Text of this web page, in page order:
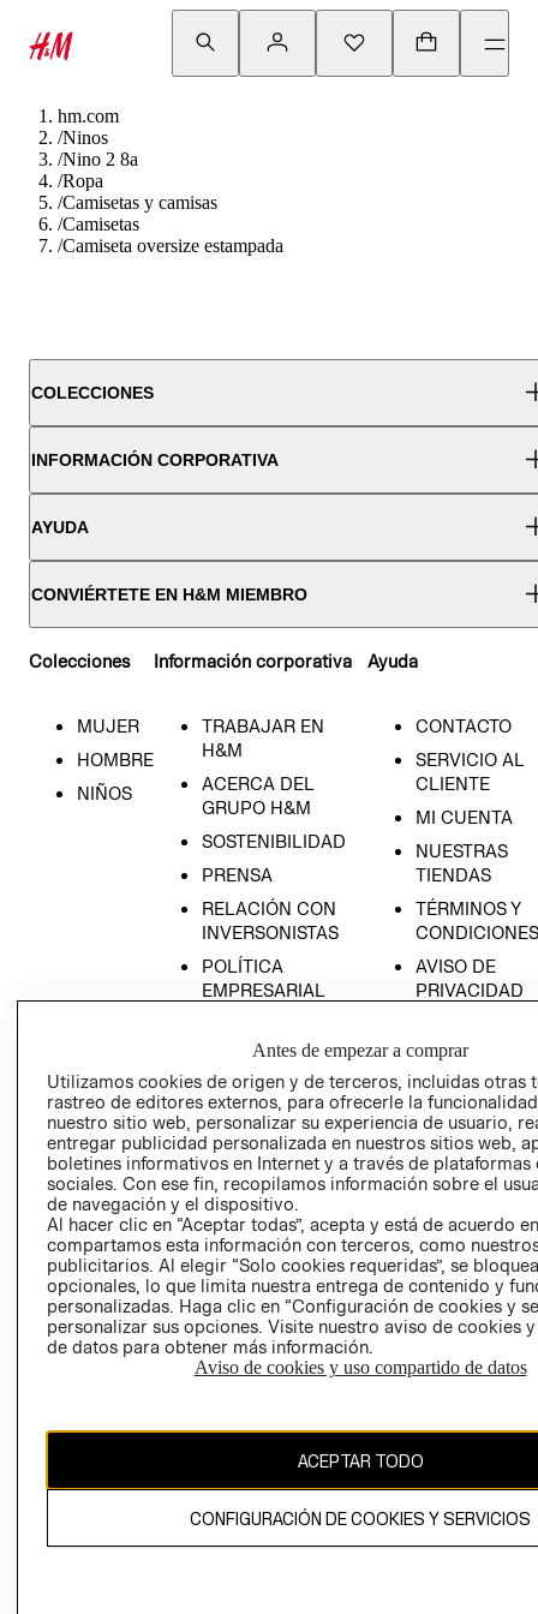
hm.com
/Ninos
/Nino 2 8a
/Ropa
/Camisetas y camisas
/Camisetas
/Camiseta oversize estampada
COLECCIONES
INFORMACIÓN CORPORATIVA
AYUDA
CONVIÉRTETE EN H&M MIEMBRO
Colecciones
MUJER
HOMBRE
NIÑOS
Información corporativa
TRABAJAR EN
H&M
ACERCA DEL
GRUPO H&M
SOSTENIBILIDAD
PRENSA
RELACIÓN CON
INVERSONISTAS
POLÍTICA
EMPRESARIAL
Ayuda
CONTACTO
SERVICIO AL
CLIENTE
MI CUENTA
NUESTRAS
TIENDAS
TÉRMINOS Y
CONDICIONES
AVISO DE
PRIVACIDAD
AVISO DE
COOKIES
LIBRO DE
Ecuador ($)
CAMBIAR REGIÓN
El contenido de esta página web está protegido por copyright y es
Antes de empezar a comprar
Utilizamos cookies de origen y de terceros, incluidas otras
rastreo de editores externos, para ofrecerle la
nuestro sitio web, personalizar su experiencia de usuario,
entregar publicidad personalizada en nuestros sitios web,
boletines informativos en Internet y a través de plataformas
sociales. Con ese fin, recopilamos información sobre el
de navegación y el dispositivo.
Al hacer clic en “Aceptar todas”, acepta y está de acuerdo
compartamos esta información con terceros, como
publicitarios. Al elegir “Solo cookies requeridas”, se
opcionales, lo que limita nuestra entrega de contenido y
personalizadas. Haga clic en “Configuración de cookies y
personalizar sus opciones. Visite nuestro aviso de cookies
de datos para obtener más información.
Aviso de cookies y uso compartido de datos
ACEPTAR TODO
CONFIGURACIÓN DE COOKIES Y SERVICIOS